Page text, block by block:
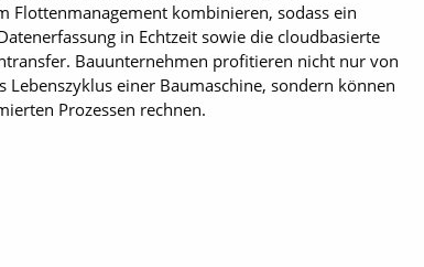
Flottenmanagement kombinieren, sodass ein
in Echtzeit sowie die cloudbasierte
Bauunternehmen profitieren nicht nur von
einer Baumaschine, sondern können
Prozessen rechnen.